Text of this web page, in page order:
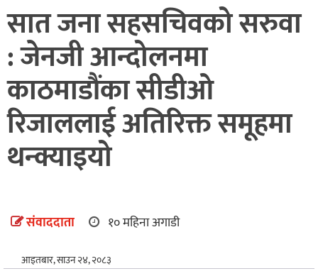
स्वास्थ्य/
शिक्षा
मनोरन्जन
अन्तर्राष्ट्रिय
सात जना सहसचिवको सरुवा
: जेनजी आन्दोलनमा
काठमाडौंका सीडीओ
रिजाललाई अतिरिक्त समूहमा
थन्क्याइयो
संवाददाता १० महिना अगाडी
आइतबार, साउन २४, २०८३